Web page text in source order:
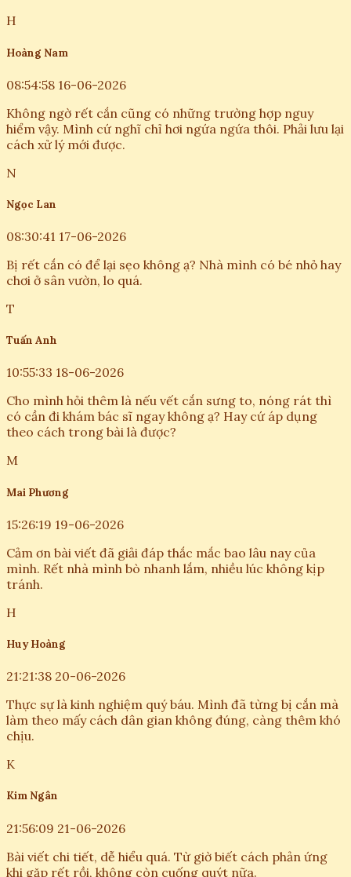
15:52:10 14-06-2026
là bị rết cắn nhiều người cũng hoang mang không biết có
sao không.
T
Thanh Thảo
07:44:17 15-06-2026
viết này đúng lúc cần thiết, cảm ơn bạn đã chia sẻ cách
xử lý tại nhà.
H
Hoàng Nam
08:54:58 16-06-2026
Không ngờ rết cắn cũng có những trường hợp nguy
cách xử lý mới được.
N
Ngọc Lan
08:30:41 17-06-2026
Bị rết cắn có để lại sẹo không ạ? Nhà mình có bé nhỏ hay
chơi ở sân vườn, lo quá.
T
Tuấn Anh
có cần đi khám bác sĩ ngay không ạ? Hay cứ áp dụng
theo cách trong bài là được?
M
Mai Phương
15:26:19 19-06-2026
mình. Rết nhà mình bò nhanh lắm, nhiều lúc không kịp
tránh.
H
Huy Hoàng